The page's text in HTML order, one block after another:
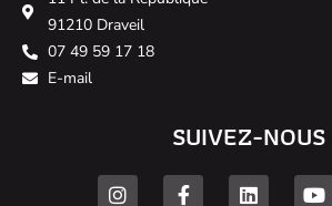
91210 Draveil
07 49 59 17 18
E-mail
SUIVEZ-NOUS